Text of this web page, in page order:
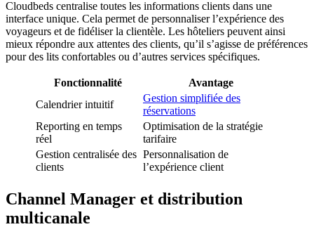
Cloudbeds centralise toutes les informations clients dans une
interface unique. Cela permet de personnaliser l’expérience des
voyageurs et de fidéliser la clientèle. Les hôteliers peuvent ainsi
mieux répondre aux attentes des clients, qu’il s’agisse de préférences
pour des lits confortables ou d’autres services spécifiques.
Fonctionnalité
Avantage
Calendrier intuitif
Gestion simplifiée des
réservations
Reporting en temps
réel
Optimisation de la stratégie
tarifaire
Gestion centralisée des
clients
Personnalisation de
l’expérience client
Channel Manager et distribution
multicanale